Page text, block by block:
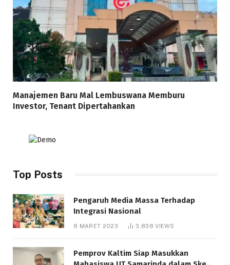
Manajemen Baru Mal Lembuswana Memburu
Investor, Tenant Dipertahankan
Top Posts
Pengaruh Media Massa Terhadap
Integrasi Nasional
8 MARET 2023 3,838VIEWS
Pemprov Kaltim Siap Masukkan